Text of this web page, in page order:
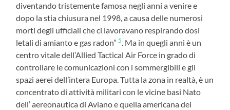
diventando tristemente famosa negli anni a venire e
dopo la stia chiusura nel 1998, a causa delle numerosi
morti degli ufficiali che ci lavoravano respirando dosi
letali di amianto e gas radon”5. Ma in quegli anni è un
centro vitale dell’Allied Tactical Air Force in grado di
controllare le comunicazioni con i sommergibili e gli
spazi aerei dell’intera Europa. Tutta la zona in realtà, è un
concentrato di attività militari con le vicine basi Nato
dell’ aereonautica di Aviano e quella americana dei